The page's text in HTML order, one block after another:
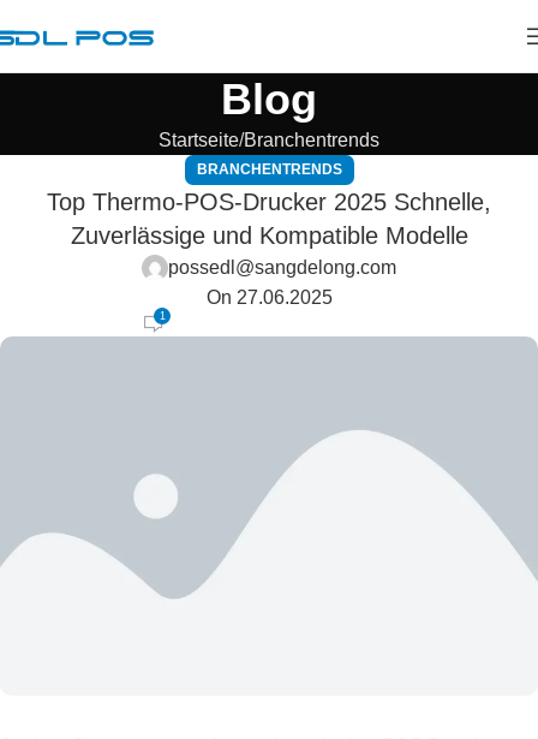
Blog
Startseite Branchentrends
BRANCHENTRENDS
Top Thermo-POS-Drucker 2025 Schnelle,
Zuverlässige und Kompatible Modelle
possedl@sangdelong.com
On 27.06.2025
1